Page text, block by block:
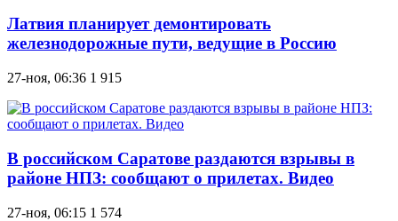
Латвия планирует демонтировать
железнодорожные пути, ведущие в Россию
27-ноя, 06:36 1 915
В российском Саратове раздаются взрывы в
районе НПЗ: сообщают о прилетах. Видео
27-ноя, 06:15 1 574